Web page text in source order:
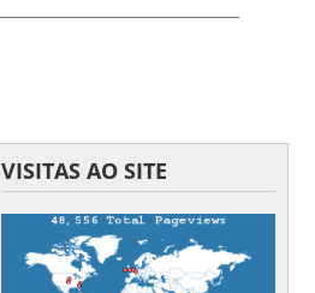
VISITAS AO SITE